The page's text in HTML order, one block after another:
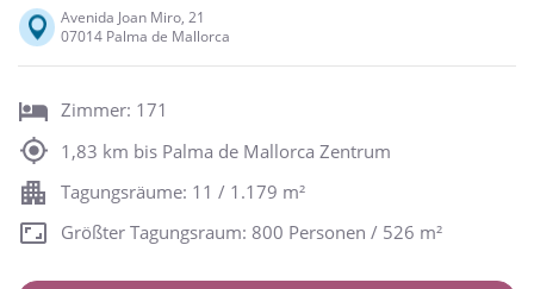
Avenida Joan Miro, 21
07014 Palma de Mallorca
Zimmer: 171
1,83 km bis Palma de Mallorca Zentrum
Tagungsräume: 11 / 1.179 m²
Größter Tagungsraum: 800 Personen / 526 m²